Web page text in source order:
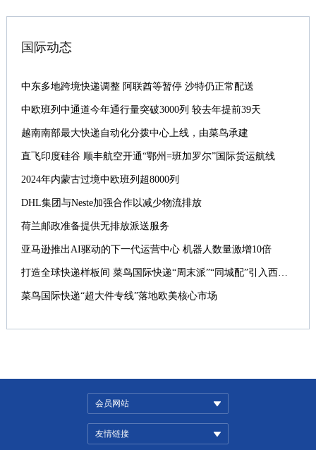
国际动态
中东多地跨境快递调整 阿联酋等暂停 沙特仍正常配送
中欧班列中通道今年通行量突破3000列 较去年提前39天
越南南部最大快递自动化分拨中心上线，由菜鸟承建
直飞印度硅谷 顺丰航空开通“鄂州=班加罗尔”国际货运航线
2024年内蒙古过境中欧班列超8000列
DHL集团与Neste加强合作以减少物流排放
荷兰邮政准备提供无排放派送服务
亚马逊推出AI驱动的下一代运营中心 机器人数量激增10倍
打造全球快递样板间 菜鸟国际快递“周末派”“同城配”引入西班牙
菜鸟国际快递“超大件专线”落地欧美核心市场
会员网站
友情链接